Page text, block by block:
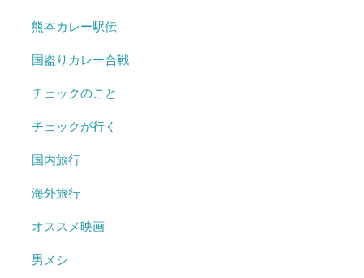
熊本カレー駅伝
国盗りカレー合戦
チェックのこと
チェックが行く
国内旅行
海外旅行
オススメ映画
男メシ